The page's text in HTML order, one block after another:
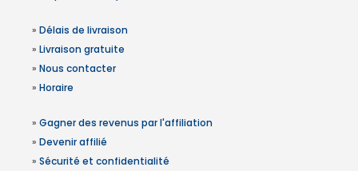
» Délais de livraison
» Livraison gratuite
» Nous contacter
» Horaire
» Gagner des revenus par l'affiliation
» Devenir affilié
» Sécurité et confidentialité